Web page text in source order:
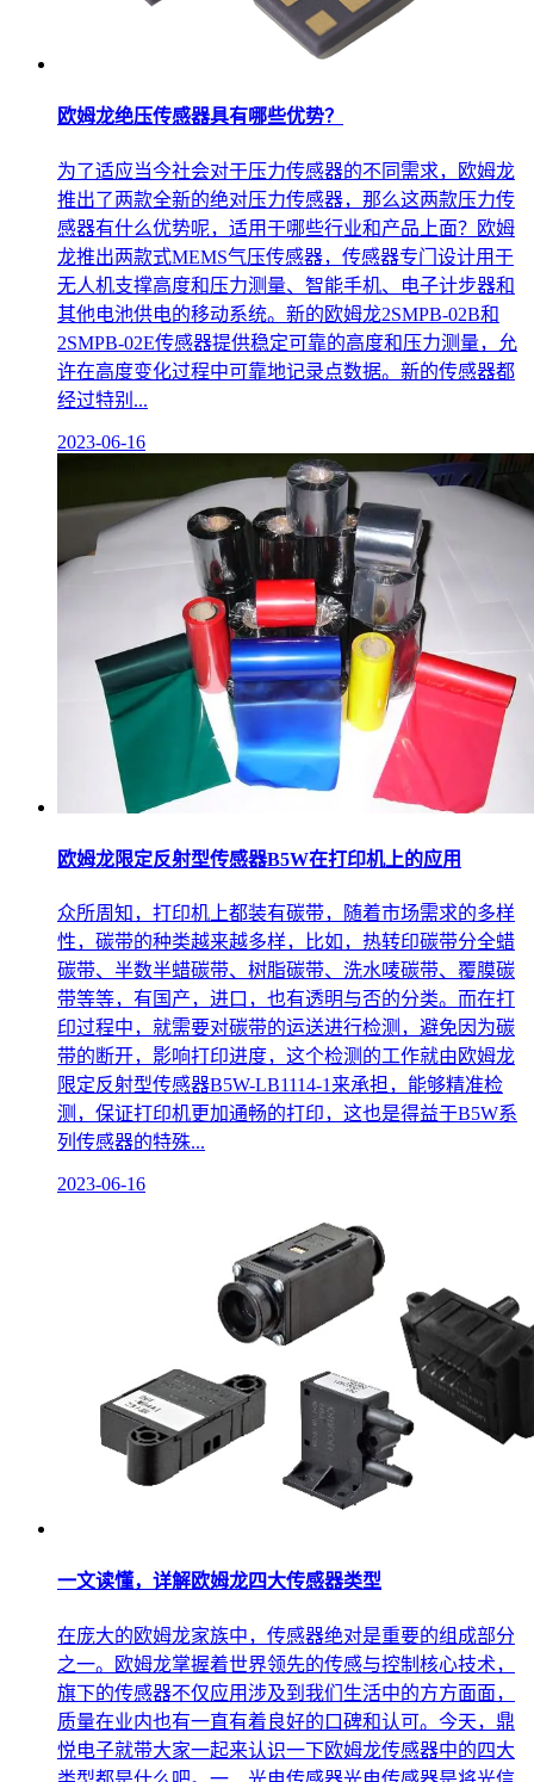
欧姆龙绝压传感器具有哪些优势？
为了适应当今社会对于压力传感器的不同需求，欧姆龙
推出了两款全新的绝对压力传感器，那么这两款压力传
感器有什么优势呢，适用于哪些行业和产品上面？欧姆
龙推出两款式MEMS气压传感器，传感器专门设计用于
无人机支撑高度和压力测量、智能手机、电子计步器和
其他电池供电的移动系统。新的欧姆龙2SMPB-02B和
2SMPB-02E传感器提供稳定可靠的高度和压力测量，允
许在高度变化过程中可靠地记录点数据。新的传感器都
经过特别...
2023-06-16
欧姆龙限定反射型传感器B5W在打印机上的应用
众所周知，打印机上都装有碳带，随着市场需求的多样
性，碳带的种类越来越多样，比如，热转印碳带分全蜡
碳带、半数半蜡碳带、树脂碳带、洗水唛碳带、覆膜碳
带等等，有国产，进口，也有透明与否的分类。而在打
印过程中，就需要对碳带的运送进行检测，避免因为碳
带的断开，影响打印进度，这个检测的工作就由欧姆龙
限定反射型传感器B5W-LB1114-1来承担，能够精准检
测，保证打印机更加通畅的打印，这也是得益于B5W系
列传感器的特殊...
2023-06-16
一文读懂，详解欧姆龙四大传感器类型
在庞大的欧姆龙家族中，传感器绝对是重要的组成部分
之一。欧姆龙掌握着世界领先的传感与控制核心技术，
旗下的传感器不仅应用涉及到我们生活中的方方面面，
质量在业内也有一直有着良好的口碑和认可。今天，鼎
悦电子就带大家一起来认识一下欧姆龙传感器中的四大